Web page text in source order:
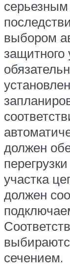
выбором
защитного
должен
участка
должен
сечением.